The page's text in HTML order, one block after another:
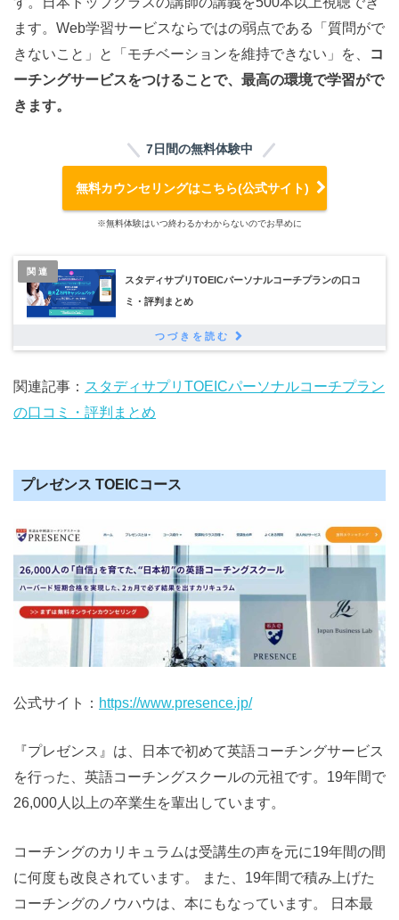
ます。Web学習サービスならではの弱点である「質問がで
きないこと」と「モチベーションを維持できない」を、
コ
ーチングサービスをつけることで、最高の環境で学習がで
きます。
7日間の無料体験中
無料カウンセリングはこちら(公式サイト)
※無料体験はいつ終わるかわからないのでお早めに
関連
スタディサプリTOEICパーソナルコーチプランの口コ
ミ・評判まとめ
関連記事： スタディサプリTOEICパーソナルコーチプラン
の口コミ・評判まとめ
プレゼンス TOEICコース
公式サイト： https://www.presence.jp/
『プレゼンス』は、日本で初めて英語コーチングサービス
を行った、英語コーチングスクールの元祖です。19年間で
26,000人以上の卒業生を輩出しています。
コーチングのカリキュラムは受講生の声を元に19年間の間
に何度も改良されています。 また、19年間で積み上げた
コーチングのノウハウは、本にもなっています。 日本最